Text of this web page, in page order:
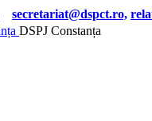
secretariat@dspct.ro,
DSPJ Constanța